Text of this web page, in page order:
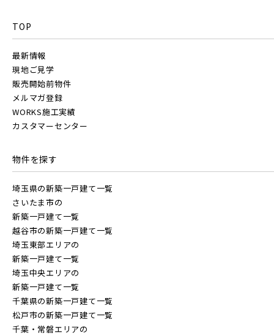
TOP
最新情報
現地ご見学
販売開始前物件
メルマガ登録
WORKS施工実績
カスタマーセンター
物件を探す
埼玉県の新築一戸建て一覧
さいたま市の
新築一戸建て一覧
越谷市の新築一戸建て一覧
埼玉東部エリアの
新築一戸建て一覧
埼玉中央エリアの
新築一戸建て一覧
千葉県の新築一戸建て一覧
松戸市の新築一戸建て一覧
千葉・常磐エリアの